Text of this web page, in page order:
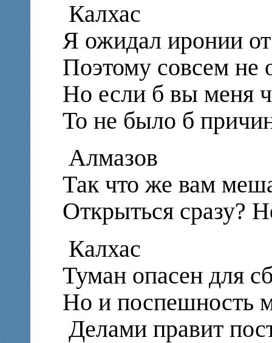
Калхас
Я ожидал иронии
Поэтому совсем
Но если б вы меня
То не было б
Алмазов
Так что же вам
Открыться сразу?
Калхас
Туман опасен для
Но и поспешность
Делами правит